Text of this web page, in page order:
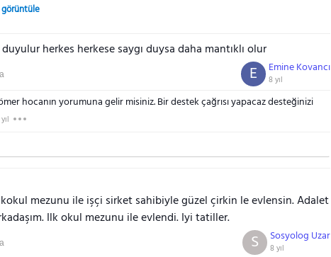
görüntüle
duyulur herkes herkese saygı duysa daha mantıklı olur
Emine Kovancı
8 yıl
E
hocanın yorumuna gelir misiniz. Bir destek çağrısı yapacaz desteğinizi
mezunu ile işçi sirket sahibiyle güzel çirkin le evlensin. Adalet
Ilk okul mezunu ile evlendi. Iyi tatiller.
Sosyolog Uzar
8 yıl
S